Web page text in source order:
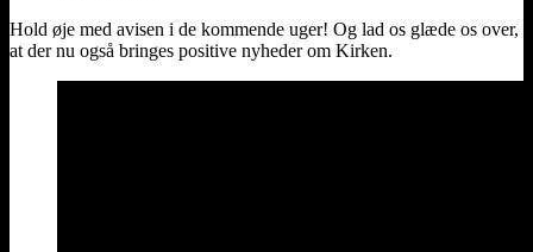
Hold øje med avisen i de kommende uger! Og lad os glæde os over,
at der nu også bringes positive nyheder om Kirken.